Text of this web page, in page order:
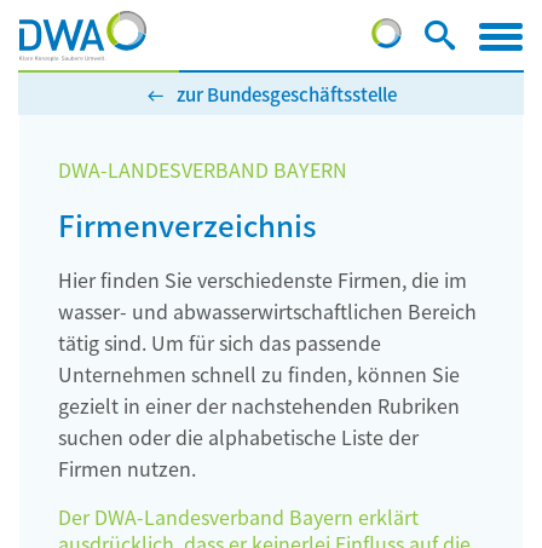
zur Bundesgeschäftsstelle
DWA-LANDESVERBAND BAYERN
Firmenverzeichnis
Hier finden Sie verschiedenste Firmen, die im
wasser- und abwasserwirtschaftlichen Bereich
tätig sind. Um für sich das passende
Unternehmen schnell zu finden, können Sie
gezielt in einer der nachstehenden Rubriken
suchen oder die alphabetische Liste der
Firmen nutzen.
Der DWA-Landesverband Bayern erklärt